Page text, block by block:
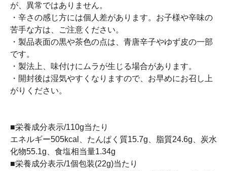
が、異常ではありません。
・辛さの感じ方には個人差があります。お子様や辛味の
苦手な方は、ご注意ください。
・製品表面の黒や茶色の点は、青唐辛子やゆず皮の一部
です。
・製法上、味付けにムラが生じる場合があります。
・開封後は湿気やすくなりますので、お早めにお召し上
がりください。
■栄養成分表示/110g当たり
エネルギー505kcal、たんぱく質15.7g、脂質24.6g、炭水
化物55.1g、食塩相当量1.34g
■栄養成分表示/1個包装(22g)当たり